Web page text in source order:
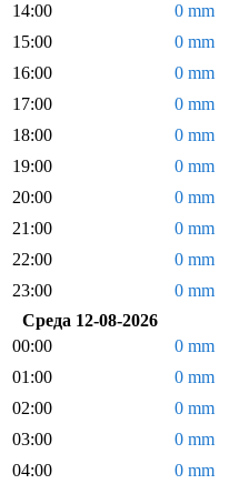
14:00
0 mm
15:00
0 mm
16:00
0 mm
17:00
0 mm
18:00
0 mm
19:00
0 mm
20:00
0 mm
21:00
0 mm
22:00
0 mm
23:00
0 mm
Среда 12-08-2026
00:00
0 mm
01:00
0 mm
02:00
0 mm
03:00
0 mm
04:00
0 mm